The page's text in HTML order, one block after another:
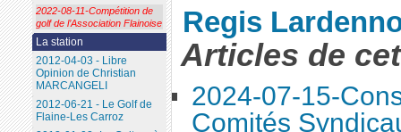
Regis
Articles de
2024-07-15-
Comités
2022-08-11-Compétition de
golf de l’Association Flainoise
La station
2012-04-03 - Libre
Opinion de Christian
MARCANGELI
2012-06-21 - Le Golf de
Flaine-Les Carroz